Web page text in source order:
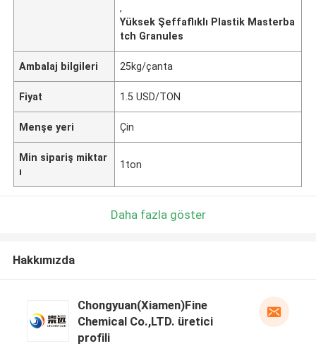
,
Yüksek Şeffaflıklı Plastik Masterba
tch Granules
Ambalaj bilgileri 25kg/çanta
Fiyat 1.5 USD/TON
Menşe yeri Çin
Min sipariş miktar
ı
1ton
Daha fazla göster
Hakkımızda
Chongyuan(Xiamen)Fine
Chemical Co.,LTD. üretici
profili